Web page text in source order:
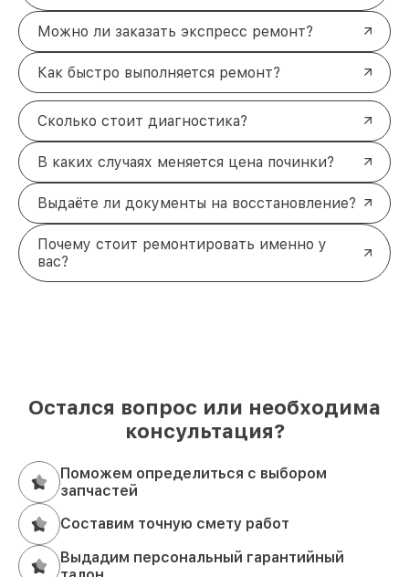
Можно ли заказать экспресс ремонт?
Как быстро выполняется ремонт?
Сколько стоит диагностика?
В каких случаях меняется цена починки?
Выдаёте ли документы на восстановление?
Почему стоит ремонтировать именно у
вас?
Остался вопрос или необходима
консультация?
Поможем определиться с выбором
запчастей
Составим точную смету работ
Выдадим персональный гарантийный